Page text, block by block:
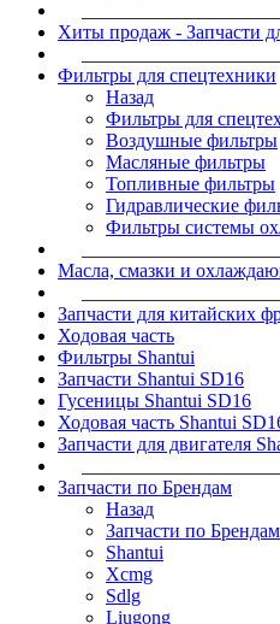
Хиты продаж - Запчасти
Фильтры для спецтехники
Назад
Фильтры для
Воздушные фильтры
Масляные фильтры
Топливные фильтры
Гидравлические
Фильтры системы
Масла, смазки и
Запчасти для китайских
Ходовая часть
Фильтры Shantui
Запчасти Shantui SD16
Гусеницы Shantui SD16
Ходовая часть Shantui
Запчасти для двигателя
Запчасти по Брендам
Назад
Запчасти по Брендам
Shantui
Xcmg
Sdlg
Liugong